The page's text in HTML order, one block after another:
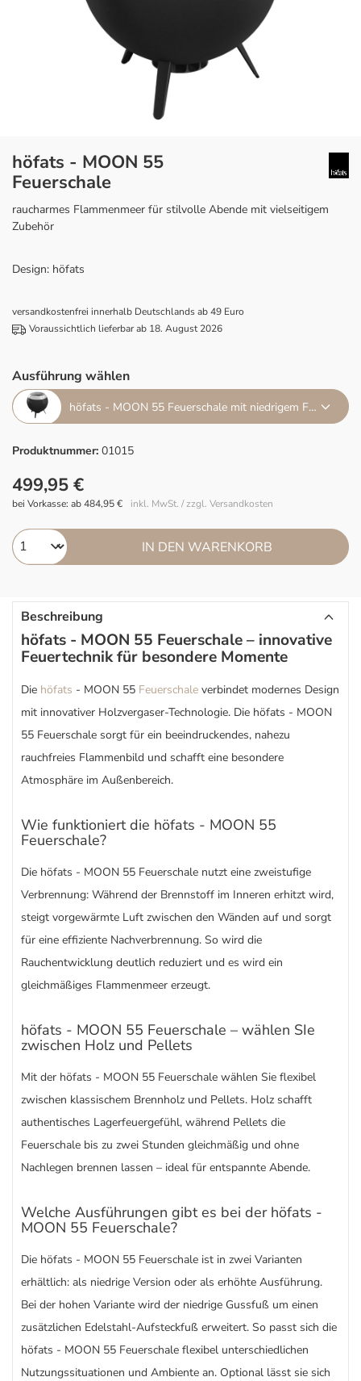
höfats - MOON 55
Feuerschale
raucharmes Flammenmeer für stilvolle Abende mit vielseitigem
Zubehör
Design: höfats
versandkostenfrei innerhalb Deutschlands ab 49 Euro
Voraussichtlich lieferbar ab 18. August 2026
Ausführung wählen
höfats - MOON 55 Feuerschale mit niedrigem Fuß
Produktnummer: 01015
499,95 €
inkl. MwSt. / zzgl. Versandkosten
bei Vorkasse: ab 484,95 €
IN DEN WARENKORB
Beschreibung
höfats - MOON 55 Feuerschale – innovative
Feuertechnik für besondere Momente
Die höfats - MOON 55 Feuerschale verbindet modernes Design
mit innovativer Holzvergaser-Technologie. Die höfats - MOON
55 Feuerschale sorgt für ein beeindruckendes, nahezu
rauchfreies Flammenbild und schafft eine besondere
Atmosphäre im Außenbereich.
Wie funktioniert die höfats - MOON 55
Feuerschale?
Die höfats - MOON 55 Feuerschale nutzt eine zweistufige
Verbrennung: Während der Brennstoff im Inneren erhitzt wird,
steigt vorgewärmte Luft zwischen den Wänden auf und sorgt
für eine effiziente Nachverbrennung. So wird die
Rauchentwicklung deutlich reduziert und es wird ein
gleichmäßiges Flammenmeer erzeugt.
höfats - MOON 55 Feuerschale – wählen SIe
zwischen Holz und Pellets
Mit der höfats - MOON 55 Feuerschale wählen Sie flexibel
zwischen klassischem Brennholz und Pellets. Holz schafft
authentisches Lagerfeuergefühl, während Pellets die
Feuerschale bis zu zwei Stunden gleichmäßig und ohne
Nachlegen brennen lassen – ideal für entspannte Abende.
Welche Ausführungen gibt es bei der höfats -
MOON 55 Feuerschale?
Die höfats - MOON 55 Feuerschale ist in zwei Varianten
erhältlich: als niedrige Version oder als erhöhte Ausführung.
Bei der hohen Variante wird der niedrige Gussfuß um einen
zusätzlichen Edelstahl-Aufsteckfuß erweitert. So passt sich die
höfats - MOON 55 Feuerschale flexibel unterschiedlichen
Nutzungssituationen und Ambiente an. Optional lässt sie sich